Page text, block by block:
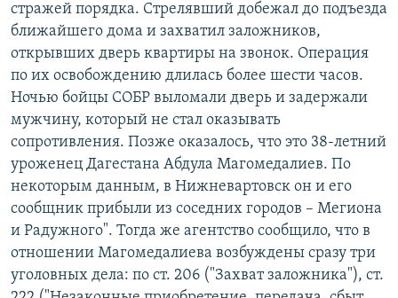
стражей порядка. Стрелявший добежал до подъезда
ближайшего дома и захватил заложников,
открывших дверь квартиры на звонок. Операция
по их освобождению длилась более шести часов.
Ночью бойцы СОБР выломали дверь и задержали
мужчину, который не стал оказывать
сопротивления. Позже оказалось, что это 38-летний
уроженец Дагестана Абдула Магомедалиев. По
некоторым данным, в Нижневартовск он и его
сообщник прибыли из соседних городов – Мегиона
и Радужного". Тогда же агентство сообщило, что в
отношении Магомедалиева возбуждены сразу три
уголовных дела: по ст. 206 ("Захват заложника"), ст.